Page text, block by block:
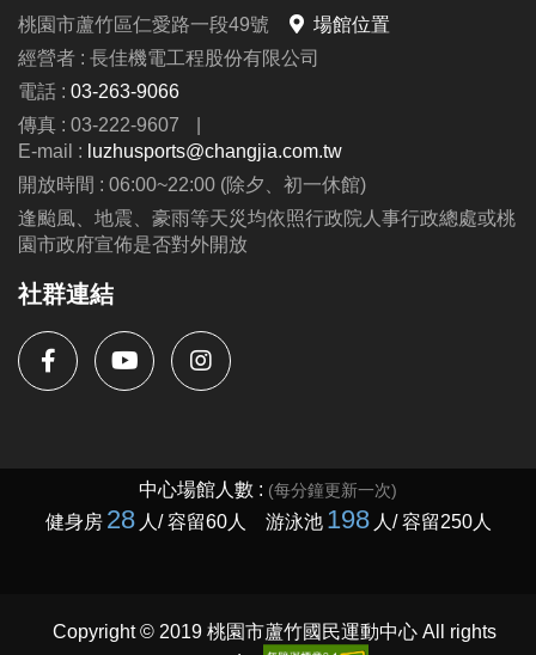
【#報名連結】https://reurl.cc/XxelbD
【#洽詢專線】03-2639066 #106
公益免費講座・限額30位
掃描 QR Code 填表報名，馬上卡位
桃園市蘆竹區仁愛路一段49號
場館位置
經營者 : 長佳機電工程股份有限公司
電話 : 03-263-9066
傳真 : 03-222-9607
|
E-mail : luzhusports@changjia.com.tw
開放時間 : 06:00~22:00 (除夕、初一休館)
逢颱風、地震、豪雨等天災均依照行政院人事行政總處或桃
園市政府宣佈是否對外開放
社群連結
Copyright © 2019 桃園市蘆竹國民運動中心 All rights